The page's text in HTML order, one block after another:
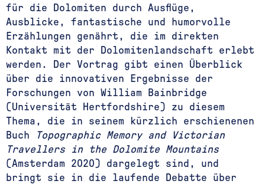
für die Dolomiten durch Ausflüge,
Ausblicke, fantastische und humorvolle
Erzählungen genährt, die im direkten
Kontakt mit der Dolomitenlandschaft erlebt
werden. Der Vortrag gibt einen Überblick
über die innovativen Ergebnisse der
Forschungen von William Bainbridge
(Universität Hertfordshire) zu diesem
Thema, die in seinem kürzlich erschienenen
Buch
Topographic Memory and Victorian
Travellers in the Dolomite Mountains
(Amsterdam 2020) dargelegt sind, und
bringt sie in die laufende Debatte über